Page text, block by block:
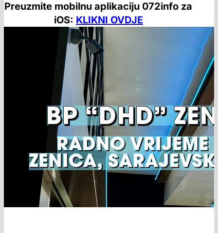
Preuzmite mobilnu aplikaciju 072info za
iOS: KLIKNI OVDJE